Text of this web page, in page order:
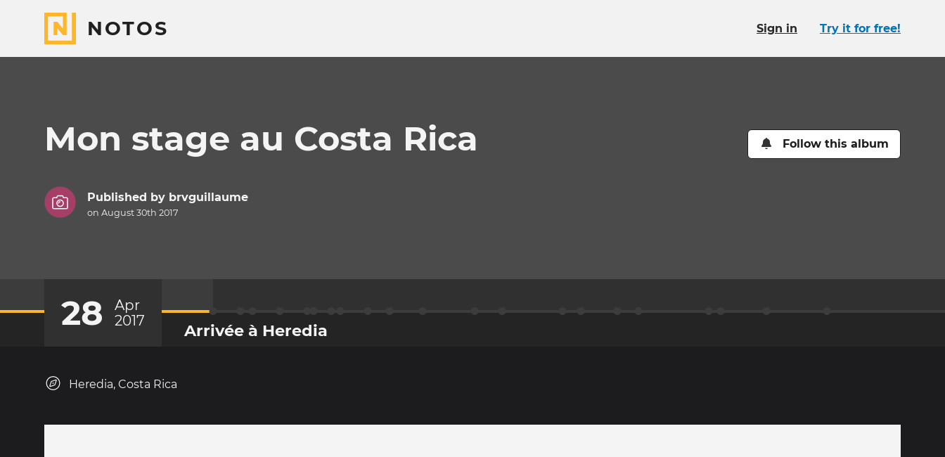
NOTOS Sign in Try it for free!
Mon stage au Costa Rica Follow this album
Published by brvguillaume
on August 30th 2017
28
Apr
2017
Arrivée à Heredia
Heredia, Costa Rica